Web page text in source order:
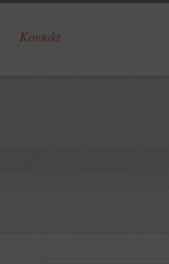
Kontakt